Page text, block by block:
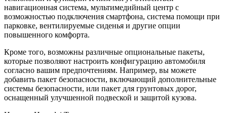
навигационная система, мультимедийный центр с
возможностью подключения смартфона, система помощи при
парковке, вентилируемые сиденья и другие опции
повышенного комфорта.
Кроме того, возможны различные опциональные пакеты,
которые позволяют настроить конфигурацию автомобиля
согласно вашим предпочтениям. Например, вы можете
добавить пакет безопасности, включающий дополнительные
системы безопасности, или пакет для грунтовых дорог,
оснащенный улучшенной подвеской и защитой кузова.